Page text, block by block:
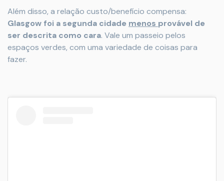
Além disso, a relação custo/benefício compensa:
Glasgow foi a segunda cidade menos provável de
ser descrita como cara. Vale um passeio pelos
espaços verdes, com uma variedade de coisas para
fazer.